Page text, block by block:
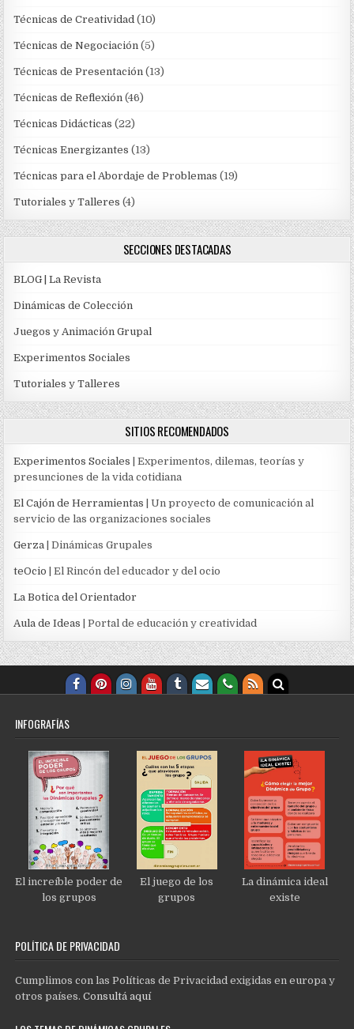
Técnicas de Creatividad (10)
Técnicas de Negociación (5)
Técnicas de Presentación (13)
Técnicas de Reflexión (46)
Técnicas Didácticas (22)
Técnicas Energizantes (13)
Técnicas para el Abordaje de Problemas (19)
Tutoriales y Talleres (4)
SECCIONES DESTACADAS
BLOG | La Revista
Dinámicas de Colección
Juegos y Animación Grupal
Experimentos Sociales
Tutoriales y Talleres
SITIOS RECOMENDADOS
Experimentos Sociales | Experimentos, dilemas, teorías y
presunciones de la vida cotidiana
El Cajón de Herramientas | Un proyecto de comunicación al
servicio de las organizaciones sociales
Gerza | Dinámicas Grupales
teOcio | El Rincón del educador y del ocio
La Botica del Orientador
Aula de Ideas | Portal de educación y creatividad
INFOGRAFÍAS
El increíble poder de
los grupos
El juego de los
grupos
La dinámica ideal
existe
POLÍTICA DE PRIVACIDAD
Cumplimos con las Políticas de Privacidad exigidas en europa y
otros países.Consultá aquí